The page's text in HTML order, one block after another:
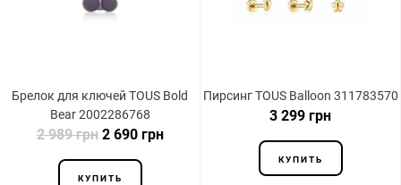
Брелок для ключей TOUS Bold
Bear 2002286768
2 989 грн2 690 грн
КУПИТЬ
Пирсинг TOUS Balloon 311783570
3 299 грн
КУПИТЬ